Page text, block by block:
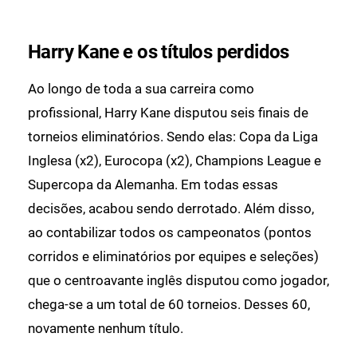
Harry Kane e os títulos perdidos
Ao longo de toda a sua carreira como
profissional, Harry Kane disputou seis finais de
torneios eliminatórios. Sendo elas: Copa da Liga
Inglesa (x2), Eurocopa (x2), Champions League e
Supercopa da Alemanha. Em todas essas
decisões, acabou sendo derrotado. Além disso,
ao contabilizar todos os campeonatos (pontos
corridos e eliminatórios por equipes e seleções)
que o centroavante inglês disputou como jogador,
chega-se a um total de 60 torneios. Desses 60,
novamente nenhum título.